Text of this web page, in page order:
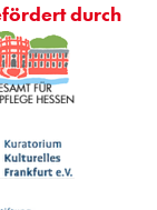
durch